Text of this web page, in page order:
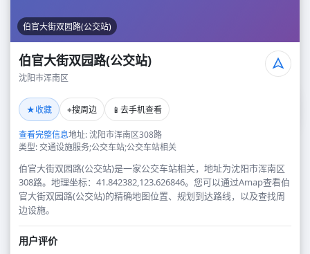
伯官大街双园路(公交站)
伯官大街双园路(公交站)
沈阳市浑南区
★收藏 ⌖搜周边 📱 去手机查看
查看完整信息地址: 沈阳市浑南区308路
类型: 交通设施服务;公交车站;公交车站相关
伯官大街双园路(公交站)是一家公交车站相关，地址为沈阳市浑南区
308路。地理坐标：41.842382,123.626846。您可以通过Amap查看伯
官大街双园路(公交站)的精确地图位置、规划到达路线，以及查找周
边设施。
用户评价